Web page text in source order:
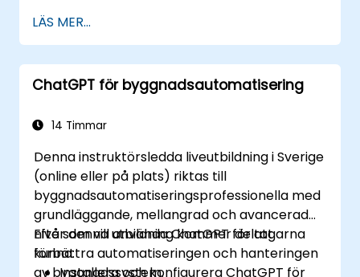
LÄS MER...
ChatGPT för byggnadsautomatisering
14 Timmar
Denna instruktörsledda liveutbildning i Sverige
(online eller på plats) riktas till
byggnadsautomatiseringsprofessionella med
grundläggande, mellangrad och avancerad
nivå som vill använda ChatGPT för att
förbättra automatiseringen och hanteringen
av byggnadssystem.
Efter denna utbildning kommer deltagarna
kunna:
Installera och konfigurera ChatGPT för